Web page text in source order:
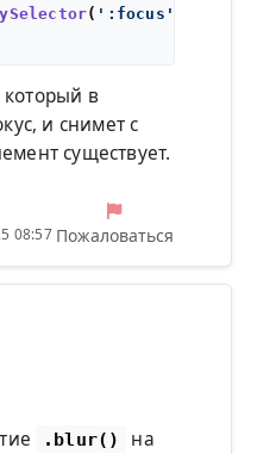
( ':focus'
который в
и снимет с
существует.
08:57 Пожаловаться
.blur()
на